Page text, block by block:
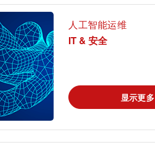
人工智能运维
IT & 安全
显示更多